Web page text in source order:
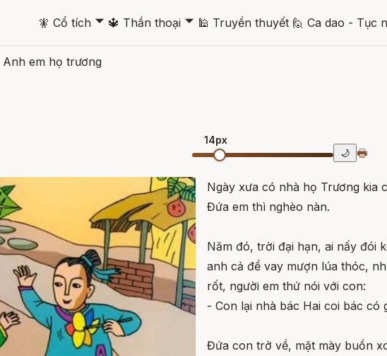
🧚 Cổ tích 🞃 🔱 Thần thoại 🞃 🕌 Truyền thuyết 🙋 Ca dao - Tục
Anh em họ trương
14px
🌙 🖶
Ngày xưa có nhà họ Trương kia
Đứa em thì nghèo nàn.
Năm đó, trời đại hạn, ai nấy đói
anh cả để vay mượn lúa thóc,
rốt, người em thứ nói với con:
- Con lại nhà bác Hai coi bác có
Đứa con trở về, mặt mày buồn